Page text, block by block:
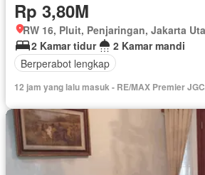
Rp 3,80M
2 Kamar tidur
2 Kamar mandi
Berperabot lengkap
12 jam yang lalu masuk - RE/MAX Premier JGC